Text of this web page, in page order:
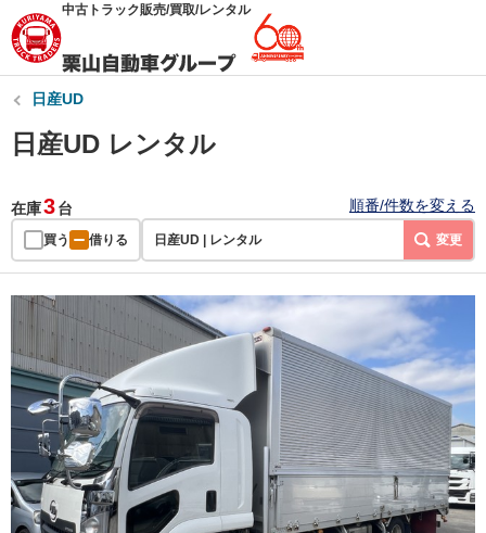
中古トラック販売/買取/レンタル
日産UD
日産UD レンタル
在庫3台 順番/件数を変える
買う 借りる 日産UD | レンタル 変更